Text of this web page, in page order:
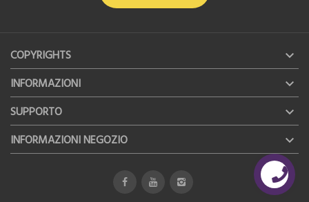
COPYRIGHTS 
INFORMAZIONI 
SUPPORTO 
INFORMAZIONI NEGOZIO 